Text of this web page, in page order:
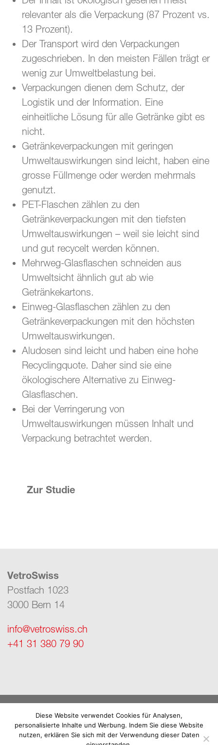
relevanter als die Verpackung (87 Prozent vs.
13 Prozent).
Der Transport wird den Verpackungen
zugeschrieben. In den meisten Fällen trägt er
wenig zur Umweltbelastung bei.
Verpackungen dienen dem Schutz, der
Logistik und der Information. Eine
einheitliche Lösung für alle Getränke gibt es
nicht.
Getränkeverpackungen mit geringen
Umweltauswirkungen sind leicht, haben eine
grosse Füllmenge oder werden mehrmals
genutzt.
PET-Flaschen zählen zu den
Getränkeverpackungen mit den tiefsten
Umweltauswirkungen – weil sie leicht sind
und gut recycelt werden können.
Mehrweg-Glasflaschen schneiden aus
Umweltsicht ähnlich gut ab wie
Getränkekartons.
Einweg-Glasflaschen zählen zu den
Getränkeverpackungen mit den höchsten
Umweltauswirkungen.
Aludosen sind leicht und haben eine hohe
Recyclingquote. Daher sind sie eine
ökologischere Alternative zu Einweg-
Glasflaschen.
Bei der Verringerung von
Umweltauswirkungen müssen Inhalt und
Verpackung betrachtet werden.
Zur Studie
VetroSwiss
Postfach 1023
3000 Bern 14
info@vetroswiss.ch
+41 31 380 79 90
Impressum
Datenschutz
Diese Website verwendet Cookies für Analysen,
personalisierte Inhalte und Werbung. Indem Sie diese Website
nutzen, erklären Sie sich mit der Verwendung dieser Daten